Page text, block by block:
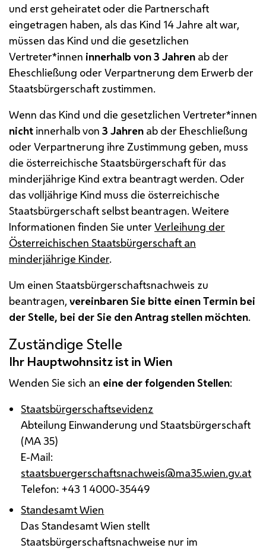
und erst geheiratet oder die Partnerschaft
eingetragen haben, als das Kind 14 Jahre alt war,
müssen das Kind und die gesetzlichen
Vertreter*innen innerhalb von 3 Jahren ab der
Eheschließung oder Verpartnerung dem Erwerb der
Staatsbürgerschaft zustimmen.
Wenn das Kind und die gesetzlichen Vertreter*innen
nicht innerhalb von 3 Jahren ab der Eheschließung
oder Verpartnerung ihre Zustimmung geben, muss
die österreichische Staatsbürgerschaft für das
minderjährige Kind extra beantragt werden. Oder
das volljährige Kind muss die österreichische
Staatsbürgerschaft selbst beantragen. Weitere
Informationen finden Sie unter Verleihung der
Österreichischen Staatsbürgerschaft an
minderjährige Kinder.
Um einen Staatsbürgerschaftsnachweis zu
beantragen, vereinbaren Sie bitte einen Termin bei
der Stelle, bei der Sie den Antrag stellen möchten.
Zuständige Stelle
Ihr Hauptwohnsitz ist in Wien
Wenden Sie sich an eine der folgenden Stellen:
Staatsbürgerschaftsevidenz
Abteilung Einwanderung und Staatsbürgerschaft
(MA35)
E-Mail:
staatsbuergerschaftsnachweis@ma35.wien.gv.at
Telefon: +43 1 4000-35449
Standesamt Wien
Das Standesamt Wien stellt
Staatsbürgerschaftsnachweise nur im